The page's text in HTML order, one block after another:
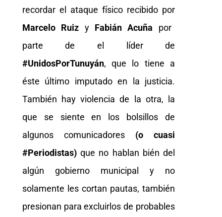
recordar el ataque físico recibido por
Marcelo Ruiz y Fabián Acuña por
parte de el líder de
#UnidosPorTunuyán, que lo tiene a
éste último imputado en la justicia.
También hay violencia de la otra, la
que se siente en los bolsillos de
algunos comunicadores (o cuasi
#Periodistas)que no hablan bién del
algún gobierno municipal y no
solamente les cortan pautas, también
presionan para excluirlos de probables